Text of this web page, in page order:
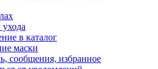
ухода
в каталог
маски
сообщения, избранное